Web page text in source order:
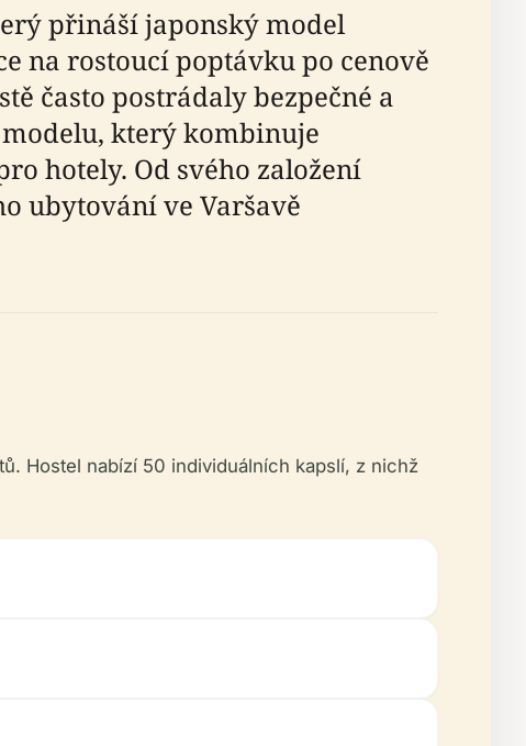
přináší japonský model
na rostoucí poptávku po cenově
často postrádaly bezpečné a
který kombinuje
hotely. Od svého založení
ubytování ve Varšavě
Hostel nabízí 50 individuálních kapslí, z nichž